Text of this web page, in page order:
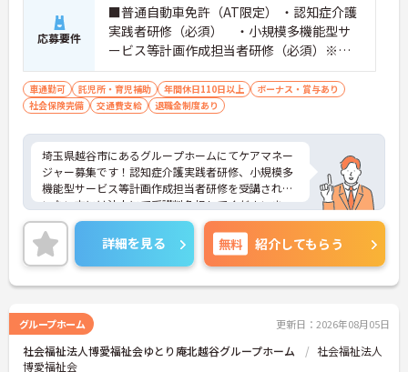
応募要件
■普通自動車免許（AT限定） ・認知症介護
実践者研修（必須） ・小規模多機能型サ
ービス等計画作成担当者研修（必須）※未
受講の場合、研修受講をして頂きます（法
人にて受講料負担します）
車通勤可 託児所・育児補助 年間休日110日以上
ボーナス・賞与あり
社会保険完備
交通費支給 退職金制度あり
埼玉県越谷市にあるグループホームにてケアマネー
ジャー募集です！認知症介護実践者研修、小規模多
機能型サービス等計画作成担当者研修を受講されて
いない方には法人にて受講料負担してくださいま
す。
年間休日113日とお休みが多く、働きやすい環境で
す！
ご興味のある方には、面接対策ポイントなど、さら
に詳細をお話しいたしますので、お気軽にご相談く
詳細を見る 無料 紹介してもらう
グループホーム 更新日：2026年08月05日
社会福祉法人博愛福祉会ゆとり庵北越谷グループホーム
社会福祉法人
博愛福祉会